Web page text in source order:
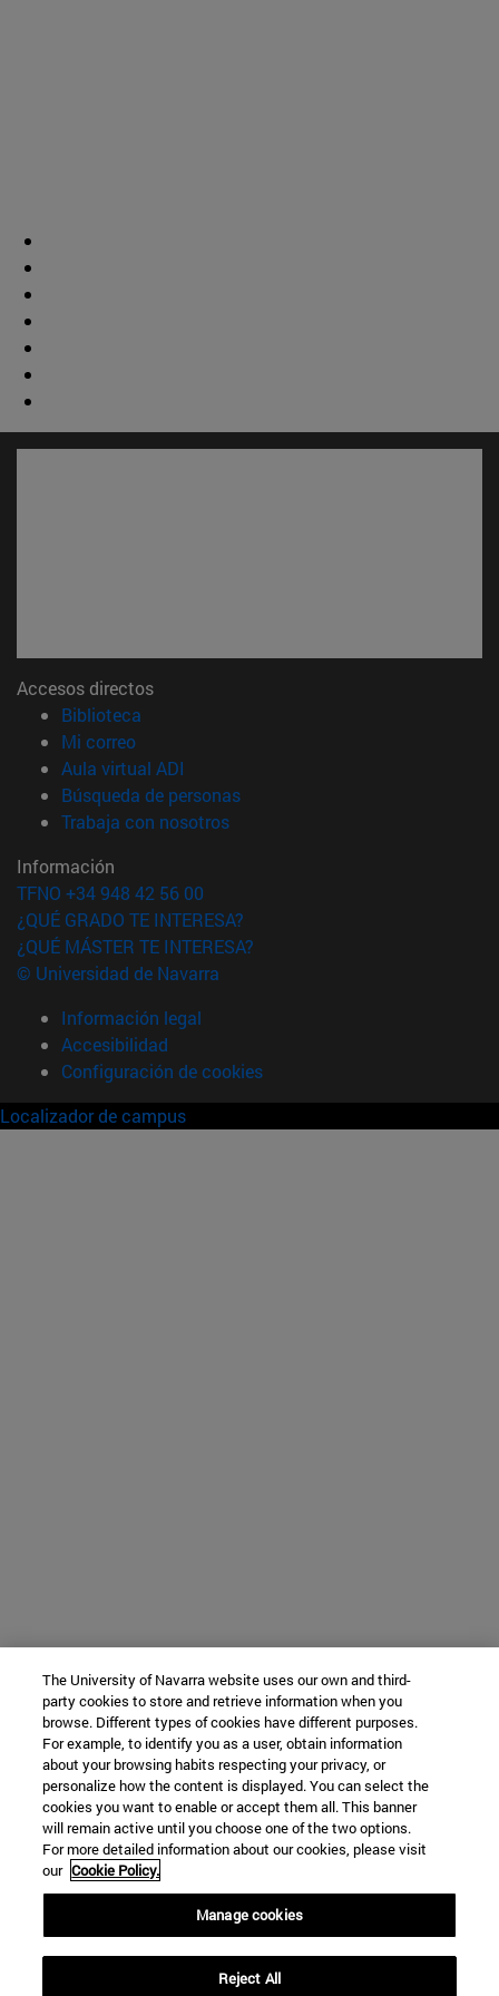
Accesos directos
Biblioteca
Mi correo(abre en nueva ventana)
Aula virtual ADI
Búsqueda de personas(abre en nueva ventana)
Trabaja con nosotros(abre en nueva ventana)
Información
TFNO +34 948 42 56 00
¿QUÉ GRADO TE INTERESA?
¿QUÉ MÁSTER TE INTERESA?
© Universidad de Navarra
Información legal
Accesibilidad
Configuración de cookies
Localizador de campus
The University of Navarra website uses our own and third-
party cookies to store and retrieve information when you
browse. Different types of cookies have different purposes.
For example, to identify you as a user, obtain information
about your browsing habits respecting your privacy, or
personalize how the content is displayed. You can select the
cookies you want to enable or accept them all. This banner
will remain active until you choose one of the two options.
For more detailed information about our cookies, please visit
our Cookie Policy.
Manage cookies
Reject All